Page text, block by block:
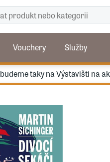
taky na Výstavišti na
Vouchery Služby